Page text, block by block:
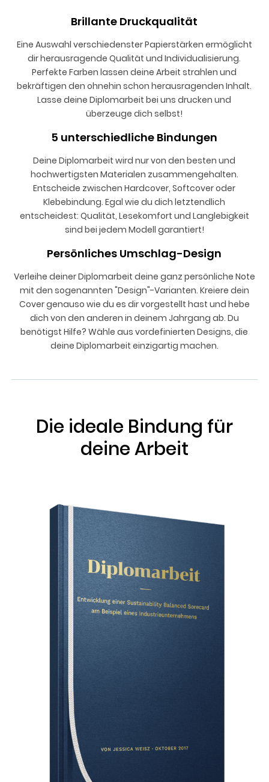
Brillante Druckqualität
Eine Auswahl verschiedenster Papierstärken ermöglicht
dir herausragende Qualität und Individualisierung.
Perfekte Farben lassen deine Arbeit strahlen und
bekräftigen den ohnehin schon herausragenden Inhalt.
Lasse deine Diplomarbeit bei uns drucken und
überzeuge dich selbst!
5 unterschiedliche Bindungen
Deine Diplomarbeit wird nur von den besten und
hochwertigsten Materialen zusammengehalten.
Entscheide zwischen Hardcover, Softcover oder
Klebebindung. Egal wie du dich letztendlich
entscheidest: Qualität, Lesekomfort und Langlebigkeit
sind bei jedem Modell garantiert!
Persönliches Umschlag-Design
Verleihe deiner Diplomarbeit deine ganz persönliche Note
mit den sogenannten "Design"-Varianten. Kreiere dein
Cover genauso wie du es dir vorgestellt hast und hebe
dich von den anderen in deinem Jahrgang ab. Du
benötigst Hilfe? Wähle aus vordefinierten Designs, die
deine Diplomarbeit einzigartig machen.
Die ideale Bindung für
deine Arbeit